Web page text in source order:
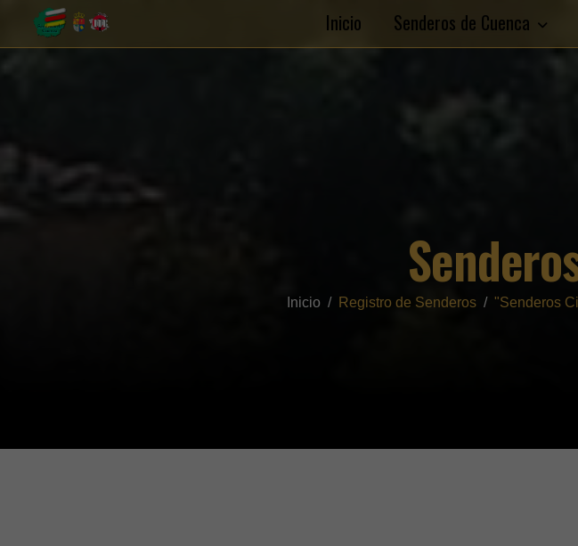
Inicio Senderos de Cuenca
Inicio Registro de Senderos "Senderos